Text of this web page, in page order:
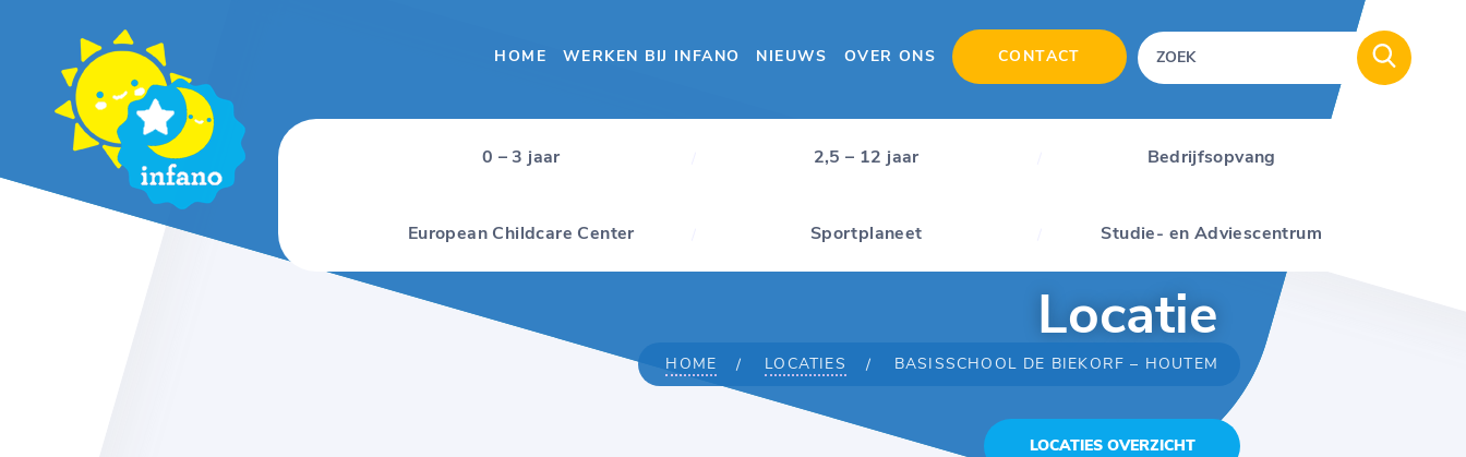
HOME WERKEN BIJ INFANO NIEUWS OVER ONS CONTACT
0 – 3 jaar 2,5 – 12 jaar Bedrijfsopvang
European Childcare Center Sportplaneet Studie- en Adviescentrum
Locatie
HOME LOCATIES BASISSCHOOL DE BIEKORF – HOUTEM
LOCATIES OVERZICHT